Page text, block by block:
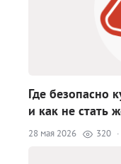
Где безопасно
и как не стать
28 мая 2026 320 ·